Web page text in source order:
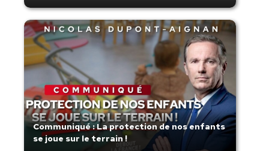
Communiqué : La protection de nos enfants
se joue sur le terrain !